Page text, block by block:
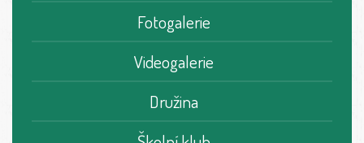
Fotogalerie
Videogalerie
Družina